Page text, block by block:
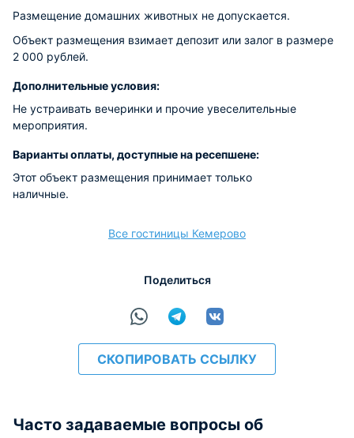
Размещение домашних животных не допускается.
Объект размещения взимает депозит или залог в размере
2 000 рублей.
Дополнительные условия:
Не устраивать вечеринки и прочие увеселительные
мероприятия.
Варианты оплаты, доступные на ресепшене:
Этот объект размещения принимает только
наличные.
Все гостиницы Кемерово
Поделиться
СКОПИРОВАТЬ ССЫЛКУ
Часто задаваемые вопросы об